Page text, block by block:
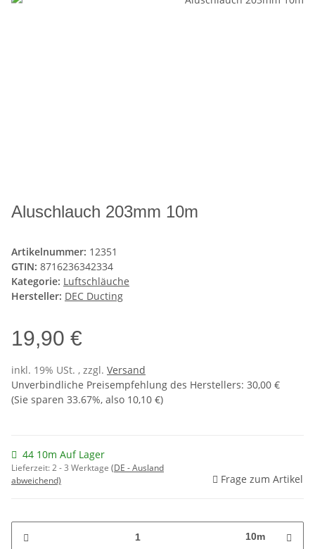
Aluschlauch 203mm 10m
Artikelnummer: 12351
GTIN: 8716236342334
Kategorie: Luftschläuche
Hersteller: DEC Ducting
19,90 €
inkl. 19% USt. , zzgl. Versand
Unverbindliche Preisempfehlung des Herstellers: 30,00 €
(Sie sparen 33.67%, also 10,10 €)
44 10m Auf Lager
Lieferzeit:2 - 3 Werktage (DE - Ausland
abweichend)
Frage zum Artikel
10m